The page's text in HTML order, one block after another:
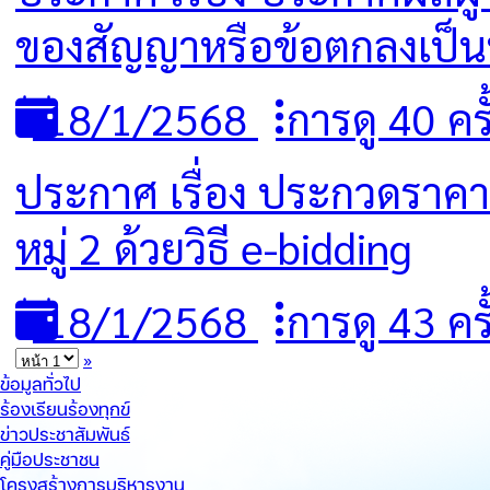
ของสัญญาหรือข้อตกลงเป็
18/1/2568 การดู 40 ค
ประกาศ เรื่อง ประกวดรา
หมู่ 2 ด้วยวิธี e-bidding
18/1/2568 การดู 43 ค
»
ข้อมูลทั่วไป
ร้องเรียนร้องทุกข์
ข่าวประชาสัมพันธ์
คู่มือประชาชน
โครงสร้างการบริหารงาน